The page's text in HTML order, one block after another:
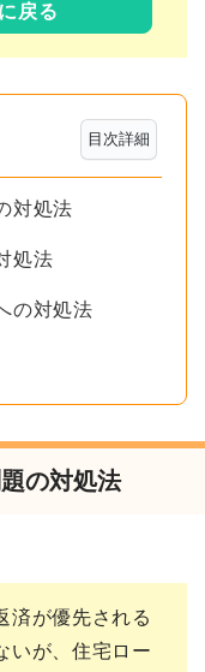
戻る
目次詳細
対処法
処法
の対処法
の対処法
済が優先される
いが、住宅ロー